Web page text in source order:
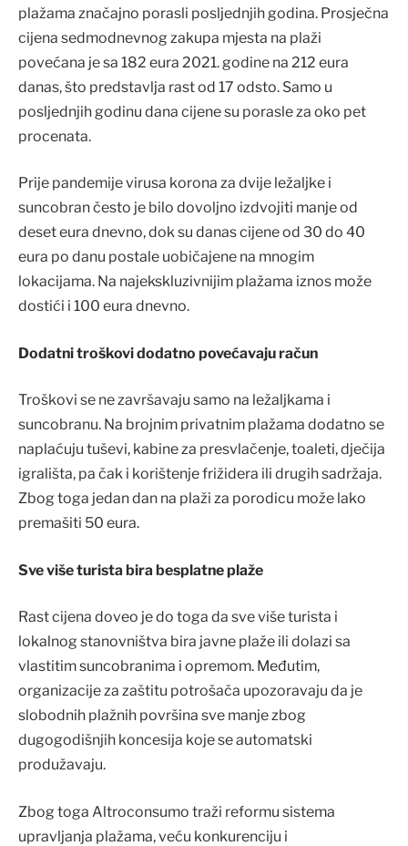
plažama značajno porasli posljednjih godina. Prosječna
cijena sedmodnevnog zakupa mjesta na plaži
povećana je sa 182 eura 2021. godine na 212 eura
danas, što predstavlja rast od 17 odsto. Samo u
posljednjih godinu dana cijene su porasle za oko pet
procenata.
Prije pandemije virusa korona za dvije ležaljke i
suncobran često je bilo dovoljno izdvojiti manje od
deset eura dnevno, dok su danas cijene od 30 do 40
eura po danu postale uobičajene na mnogim
lokacijama. Na najekskluzivnijim plažama iznos može
dostići i 100 eura dnevno.
Dodatni troškovi dodatno povećavaju račun
Troškovi se ne završavaju samo na ležaljkama i
suncobranu. Na brojnim privatnim plažama dodatno se
naplaćuju tuševi, kabine za presvlačenje, toaleti, dječija
igrališta, pa čak i korištenje frižidera ili drugih sadržaja.
Zbog toga jedan dan na plaži za porodicu može lako
premašiti 50 eura.
Sve više turista bira besplatne plaže
Rast cijena doveo je do toga da sve više turista i
lokalnog stanovništva bira javne plaže ili dolazi sa
vlastitim suncobranima i opremom. Međutim,
organizacije za zaštitu potrošača upozoravaju da je
slobodnih plažnih površina sve manje zbog
dugogodišnjih koncesija koje se automatski
produžavaju.
Zbog toga Altroconsumo traži reformu sistema
upravljanja plažama, veću konkurenciju i